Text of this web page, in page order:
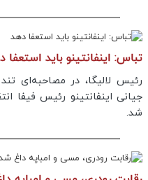
تباس: اینفانتینو باید استعفا
رئیس لالیگا، در مصاحبه‌ای
جیانی اینفانتینو رئیس فیفا
شد.